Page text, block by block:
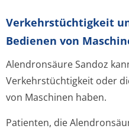
Verkehrstüchtig­keit
Bedienen von
Alendronsäure Sandoz
Verkehrstüchtigkeit oder
von Maschinen haben.
Patienten, die